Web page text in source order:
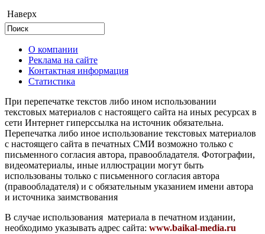
Наверх
О компании
Реклама на сайте
Контактная информация
Статистика
При перепечатке текстов либо ином использовании
текстовых материалов с настоящего сайта на иных ресурсах в
сети Интернет гиперссылка на источник обязательна.
Перепечатка либо иное использование текстовых материалов
с настоящего сайта в печатных СМИ возможно только с
письменного согласия автора, правообладателя. Фотографии,
видеоматериалы, иные иллюстрации могут быть
использованы только с письменного согласия автора
(правообладателя) и с обязательным указанием имени автора
и источника заимствования
В случае использования материала в печатном издании,
необходимо указывать адрес сайта: www.baikal-media.ru